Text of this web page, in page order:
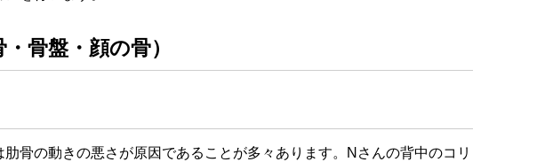
骨盤・顔の骨）
骨の動きの悪さが原因であることが多々あります。Nさんの背中のコリ